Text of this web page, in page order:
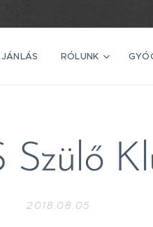
RÓLUNK
Szülő
2018.08.05